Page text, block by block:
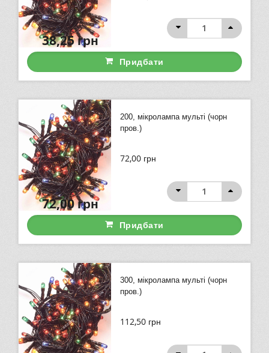
38,25грн
Придбати
200, мікролампа мульті (чорн
пров.)
72,00 грн
72,00грн
Придбати
300, мікролампа мульті (чорн
пров.)
112,50 грн